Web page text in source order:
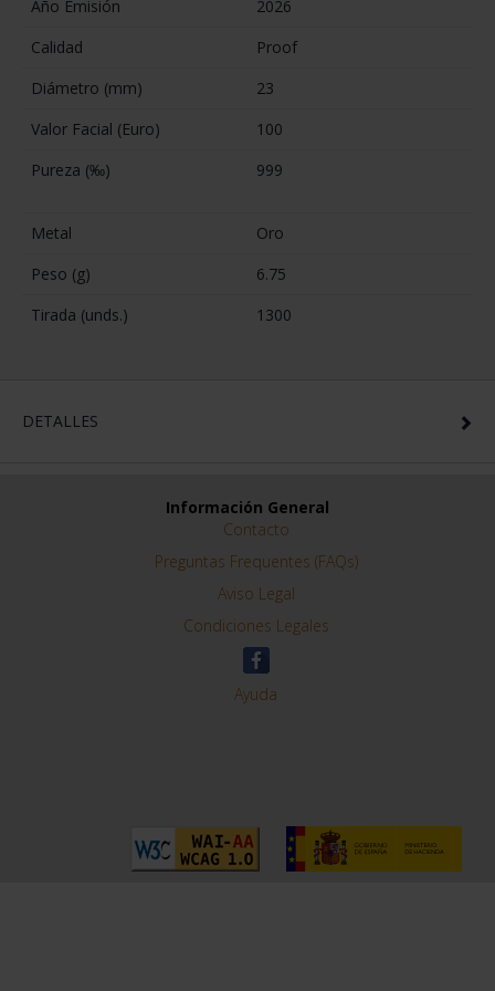
Año Emisión
2026
Calidad
Proof
Diámetro (mm)
23
Valor Facial (Euro)
100
Pureza (‰)
999
Metal
Oro
Peso (g)
6.75
Tirada (unds.)
1300
DETALLES
Información General
Contacto
Preguntas Frequentes (FAQs)
Aviso Legal
Condiciones Legales
Ayuda